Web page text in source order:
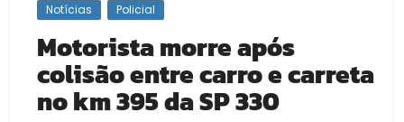
Notícias Policial
Motorista morre após
colisão entre carro e carreta
no km 395 da SP 330